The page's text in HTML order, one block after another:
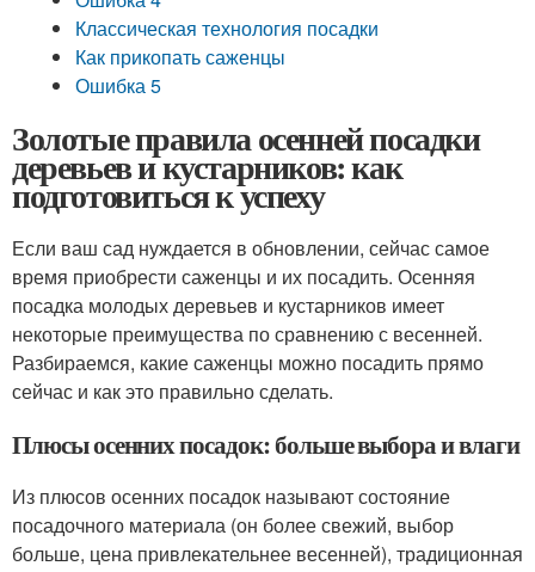
Классическая технология посадки
Как прикопать саженцы
Ошибка 5
Золотые правила осенней посадки
деревьев и кустарников: как
подготовиться к успеху
Если ваш сад нуждается в обновлении, сейчас самое
время приобрести саженцы и их посадить. Осенняя
посадка молодых деревьев и кустарников имеет
некоторые преимущества по сравнению с весенней.
Разбираемся, какие саженцы можно посадить прямо
сейчас и как это правильно сделать.
Плюсы осенних посадок: больше выбора и влаги
Из плюсов осенних посадок называют состояние
посадочного материала (он более свежий, выбор
больше, цена привлекательнее весенней), традиционная